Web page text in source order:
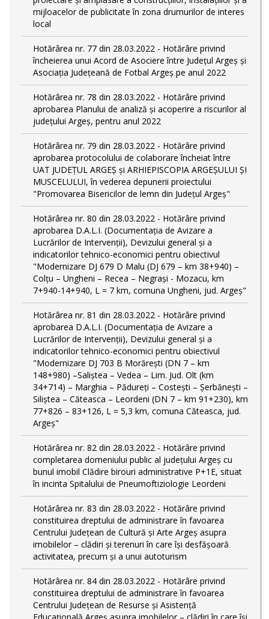
mijloacelor de publicitate în zona drumurilor de interes
local
Hotărârea nr. 77 din 28.03.2022 - Hotărâre privind
încheierea unui Acord de Asociere între Județul Argeș și
Asociația Județeană de Fotbal Argeș pe anul 2022
Hotărârea nr. 78 din 28.03.2022 - Hotărâre privind
aprobarea Planului de analiză și acoperire a riscurilor al
județului Argeș, pentru anul 2022
Hotărârea nr. 79 din 28.03.2022 - Hotărâre privind
aprobarea protocolului de colaborare încheiat între
UAT JUDEȚUL ARGEȘ și ARHIEPISCOPIA ARGEȘULUI ȘI
MUSCELULUI, în vederea depunerii proiectului
"Promovarea Bisericilor de lemn din Județul Argeș"
Hotărârea nr. 80 din 28.03.2022 - Hotărâre privind
aprobarea D.A.L.I. (Documentaţia de Avizare a
Lucrărilor de Intervenţii), Devizului general și a
indicatorilor tehnico-economici pentru obiectivul
"Modernizare DJ 679 D Malu (DJ 679 – km 38+940) –
Colțu – Ungheni – Recea – Negrași - Mozacu, km
7+940-14+940, L = 7 km, comuna Ungheni, jud. Argeș"
Hotărârea nr. 81 din 28.03.2022 - Hotărâre privind
aprobarea D.A.L.I. (Documentaţia de Avizare a
Lucrărilor de Intervenţii), Devizului general și a
indicatorilor tehnico-economici pentru obiectivul
"Modernizare DJ 703 B Morărești (DN 7 – km
148+980) –Saliștea – Vedea – Lim. Jud. Olt (km
34+714) – Marghia – Pădureți – Costești – Șerbănești –
Siliștea – Căteasca – Leordeni (DN 7 – km 91+230), km
77+826 – 83+126, L = 5,3 km, comuna Căteasca, jud.
Argeș"
Hotărârea nr. 82 din 28.03.2022 - Hotărâre privind
completarea domeniului public al judeţului Argeş cu
bunul imobil Clădire birouri administrative P+1E, situat
în incinta Spitalului de Pneumoftiziologie Leordeni
Hotărârea nr. 83 din 28.03.2022 - Hotărâre privind
constituirea dreptului de administrare în favoarea
Centrului Județean de Cultură și Arte Argeș asupra
imobilelor – clădiri și terenuri în care își desfășoară
activitatea, precum și a unui autoturism
Hotărârea nr. 84 din 28.03.2022 - Hotărâre privind
constituirea dreptului de administrare în favoarea
Centrului Județean de Resurse și Asistență